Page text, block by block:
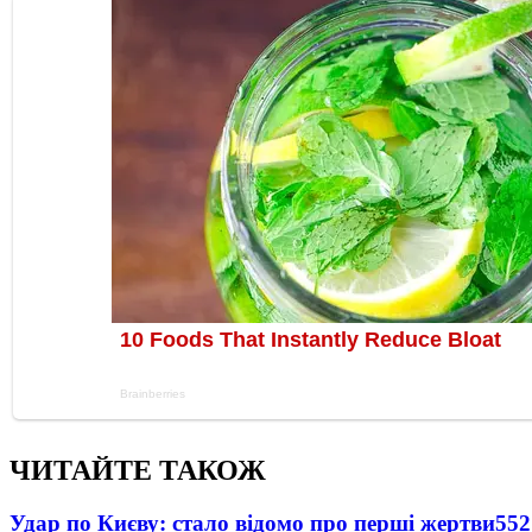
ЧИТАЙТЕ ТАКОЖ
Удар по Києву: стало відомо про перші жертви